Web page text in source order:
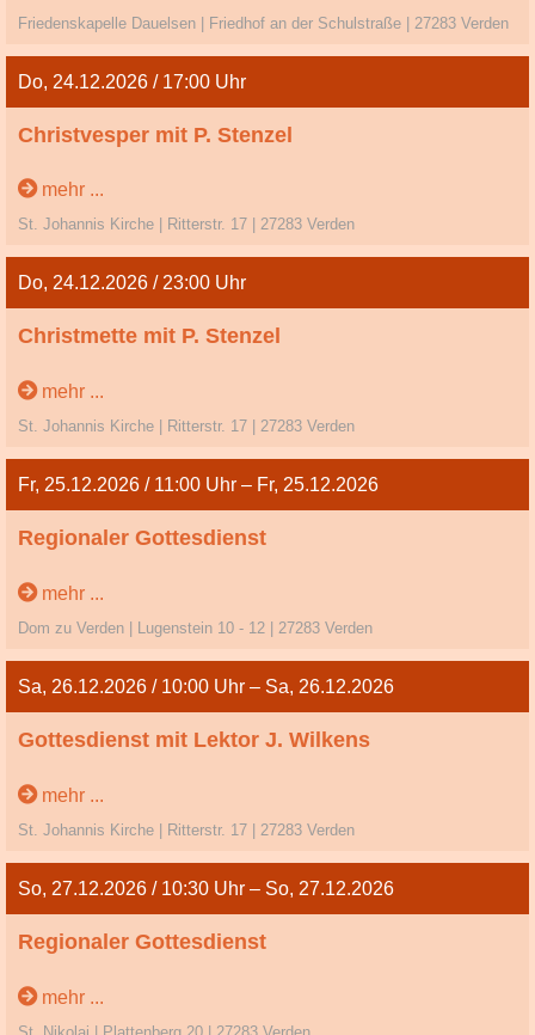
Friedenskapelle Dauelsen | Friedhof an der Schulstraße | 27283 Verden
Do, 24.12.2026 / 17:00 Uhr
Christvesper mit P. Stenzel
Heiligabend
mehr ...
St. Johannis Kirche | Ritterstr. 17 | 27283 Verden
Do, 24.12.2026 / 23:00 Uhr
Christmette mit P. Stenzel
Heiligabend
mehr ...
St. Johannis Kirche | Ritterstr. 17 | 27283 Verden
Fr, 25.12.2026 / 11:00 Uhr – Fr, 25.12.2026
Regionaler Gottesdienst
1. Weihnachtsfeiertag
mehr ...
Dom zu Verden | Lugenstein 10 - 12 | 27283 Verden
Sa, 26.12.2026 / 10:00 Uhr – Sa, 26.12.2026
Gottesdienst mit Lektor J. Wilkens
2. Weihnachtsfeiertag
mehr ...
St. Johannis Kirche | Ritterstr. 17 | 27283 Verden
So, 27.12.2026 / 10:30 Uhr – So, 27.12.2026
Regionaler Gottesdienst
1. Sonntag nach dem Christfest
mehr ...